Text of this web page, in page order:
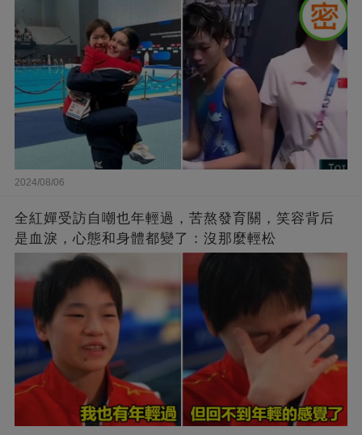
2024/08/06
全紅嬋受訪自嘲也年輕過，苦熬發育關，笑容背后
是血淚，心態和身體都變了：沒那麼輕松